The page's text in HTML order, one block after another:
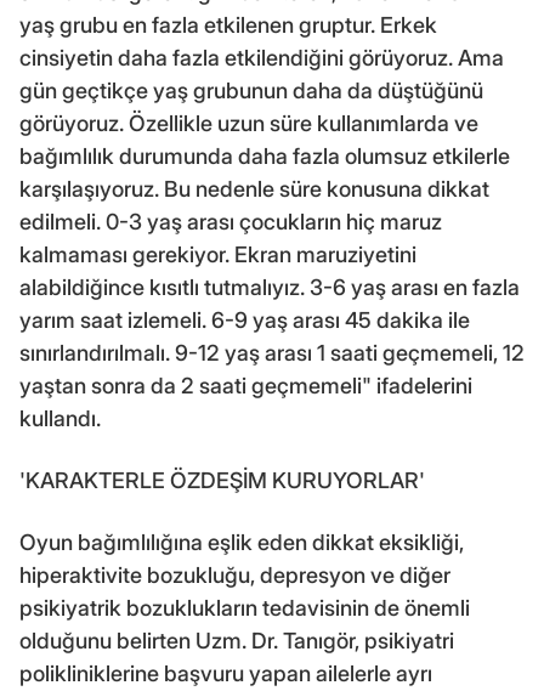
yaş grubu en fazla etkilenen gruptur. Erkek
cinsiyetin daha fazla etkilendiğini görüyoruz. Ama
gün geçtikçe yaş grubunun daha da düştüğünü
görüyoruz. Özellikle uzun süre kullanımlarda ve
bağımlılık durumunda daha fazla olumsuz etkilerle
karşılaşıyoruz. Bu nedenle süre konusuna dikkat
edilmeli. 0-3 yaş arası çocukların hiç maruz
kalmaması gerekiyor. Ekran maruziyetini
alabildiğince kısıtlı tutmalıyız. 3-6 yaş arası en fazla
yarım saat izlemeli. 6-9 yaş arası 45 dakika ile
sınırlandırılmalı. 9-12 yaş arası 1 saati geçmemeli, 12
yaştan sonra da 2 saati geçmemeli" ifadelerini
kullandı.
'KARAKTERLE ÖZDEŞİM KURUYORLAR'
Oyun bağımlılığına eşlik eden dikkat eksikliği,
hiperaktivite bozukluğu, depresyon ve diğer
psikiyatrik bozuklukların tedavisinin de önemli
olduğunu belirten Uzm. Dr. Tanıgör, psikiyatri
polikliniklerine başvuru yapan ailelerle ayrı